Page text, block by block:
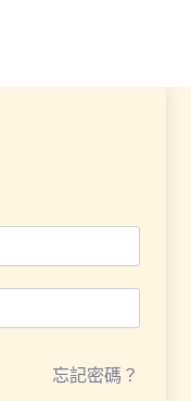
忘記密碼？